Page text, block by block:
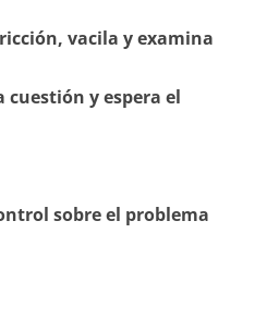
vacila y examina
cuestión y espera el
sobre el problema